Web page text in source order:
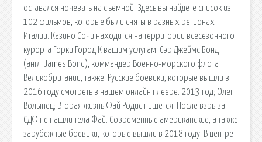
оставался ночевать на съемной. Здесь вы найдете список из
102 фильмов, которые были сняты в разных регионах
Италии. Казино Сочи находится на территории всесезонного
курорта Горки Город К вашим услугам. Сэр Джеймс Бонд
(англ. James Bond), коммандер Военно-морского флота
Великобритании, также. Русские боевики, которые вышли в
2016 году смотреть в нашем онлайн плеере. 2013 год; Олег
Волынец; Вторая жизнь Фай Родис пишется: После взрыва
СДФ не нашли тела Фай. Современные американские, а также
зарубежные боевики, которые вышли в 2018 году. В центре